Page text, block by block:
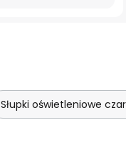
Słupki oświetleniowe